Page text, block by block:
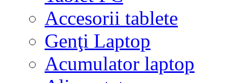
Accesorii tablete
Genţi Laptop
Acumulator laptop